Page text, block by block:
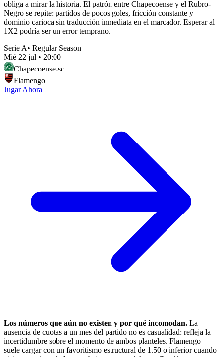
obliga a mirar la historia. El patrón entre Chapecoense y el Rubro-
Negro se repite: partidos de pocos goles, fricción constante y
dominio carioca sin traducción inmediata en el marcador. Esperar al
1X2 podría ser un error temprano.
Serie A• Regular Season
Mié 22 jul • 20:00
Chapecoense-sc
Flamengo
Jugar Ahora
Los números que aún no existen y por qué incomodan. La
ausencia de cuotas a un mes del partido no es casualidad: refleja la
incertidumbre sobre el momento de ambos planteles. Flamengo
suele cargar con un favoritismo estructural de 1.50 o inferior cuando